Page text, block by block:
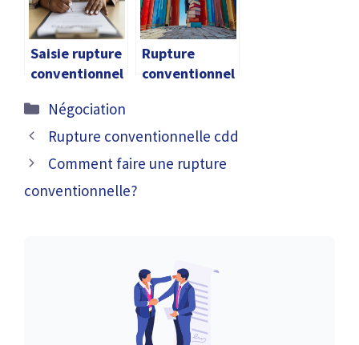
Saisie rupture
conventionnel
Rupture
conventionnel
Catégories
Négociation
Rupture conventionnelle cdd
Comment faire une rupture
conventionnelle?